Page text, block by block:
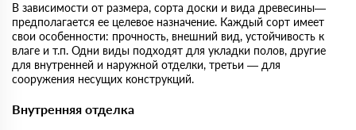
В зависимости от размера, сорта доски и вида древесины—
предполагается ее целевое назначение. Каждый сорт имеет
свои особенности: прочность, внешний вид, устойчивость к
влаге и т.п. Одни виды подходят для укладки полов, другие
для внутренней и наружной отделки, третьи — для
сооружения несущих конструкций.
Внутренняя отделка